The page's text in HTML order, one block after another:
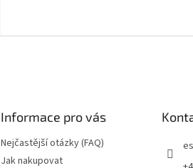
Informace pro vás
Nejčastější otázky (FAQ)
Jak nakupovat